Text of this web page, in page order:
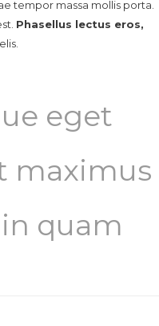
tempor massa mollis porta.
Phasellus lectus eros,
eget
maximus
quam